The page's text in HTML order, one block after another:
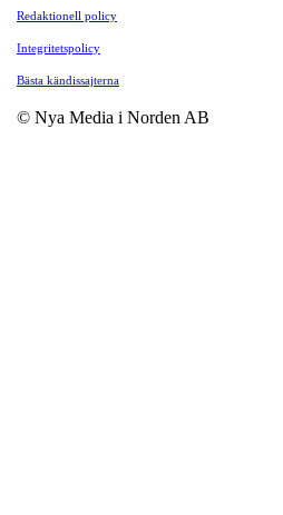
Redaktionell policy
Integritetspolicy
Bästa kändissajterna
© Nya Media i Norden AB